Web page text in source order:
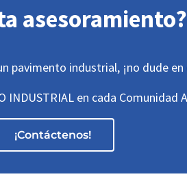
asesoramiento?
pavimento industrial, ¡no dude
INDUSTRIAL en cada Comunidad
¡Contáctenos!